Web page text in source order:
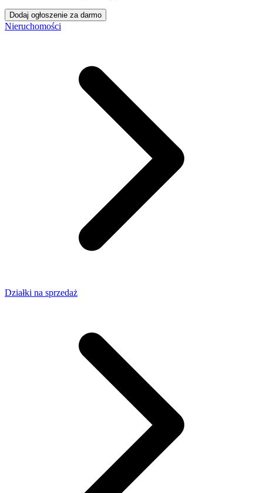
Dodaj ogłoszenie za darmo
Nieruchomości
Działki na sprzedaż